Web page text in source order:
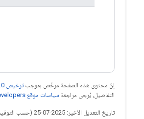
إنّ محتوى هذه الصفحة مرخّص بموجبترخيص Creative Commons Attribution 4.0‏
التفاصيل، يُرجى مراجعة سياسات موقع Google Developers‏
تاريخ التعديل الأخير: 2025-07-25 (حسب التوقيت العالمي المتفَّق عليه)